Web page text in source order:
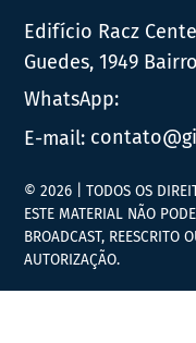
Edifício Racz
Guedes, 1949
WhatsApp:
E-mail:
© 2026 | TODOS OS
ESTE MATERIAL NÃO
BROADCAST, REESCRITO
AUTORIZAÇÃO.